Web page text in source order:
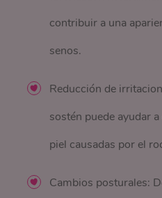
contribuir a una
senos.
Reducción de
sostén puede ayudar
piel causadas por el
Cambios posturales: